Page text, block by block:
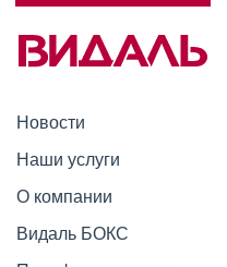
Новости
Наши услуги
О компании
Видаль БОКС